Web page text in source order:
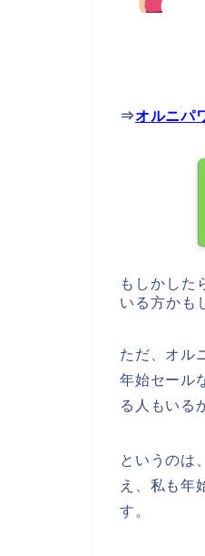
⇒オルニパ
もしかした
いる方かも
ただ、オル
年始セール
る人もいる
というのは
え、私も年
す。